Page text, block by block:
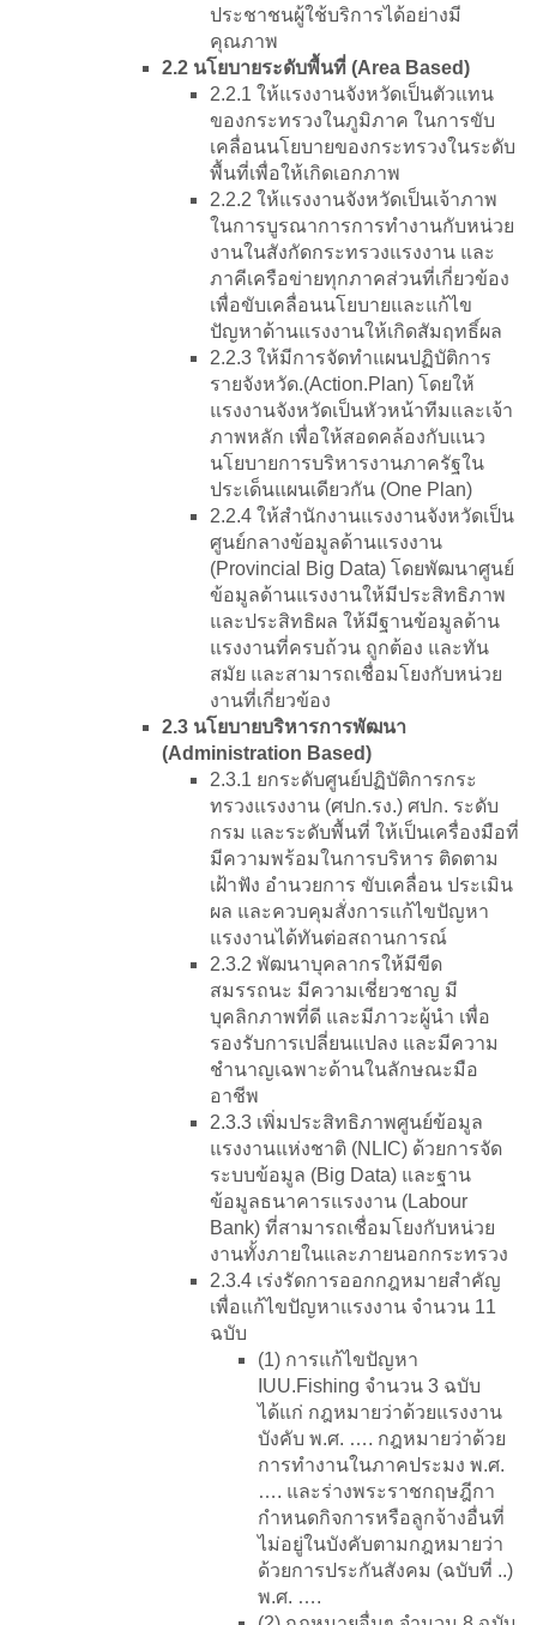
ประชาชนผู้ใช้บริการได้อย่างมี
คุณภาพ
2.2 นโยบายระดับพื้นที่ (Area Based)
2.2.1 ให้แรงงานจังหวัดเป็นตัวแทน
ของกระทรวงในภูมิภาค ในการขับ
เคลื่อนนโยบายของกระทรวงในระดับ
พื้นที่เพื่อให้เกิดเอกภาพ
2.2.2 ให้แรงงานจังหวัดเป็นเจ้าภาพ
ในการบูรณาการการทำงานกับหน่วย
งานในสังกัดกระทรวงแรงงาน และ
ภาคีเครือข่ายทุกภาคส่วนที่เกี่ยวข้อง
เพื่อขับเคลื่อนนโยบายและแก้ไข
ปัญหาด้านแรงงานให้เกิดสัมฤทธิ์ผล
2.2.3 ให้มีการจัดทำแผนปฏิบัติการ
รายจังหวัด.(Action.Plan) โดยให้
แรงงานจังหวัดเป็นหัวหน้าทีมและเจ้า
ภาพหลัก เพื่อให้สอดคล้องกับแนว
นโยบายการบริหารงานภาครัฐใน
ประเด็นแผนเดียวกัน (One Plan)
2.2.4 ให้สำนักงานแรงงานจังหวัดเป็น
ศูนย์กลางข้อมูลด้านแรงงาน
(Provincial Big Data) โดยพัฒนาศูนย์
ข้อมูลด้านแรงงานให้มีประสิทธิภาพ
และประสิทธิผล ให้มีฐานข้อมูลด้าน
แรงงานที่ครบถ้วน ถูกต้อง และทัน
สมัย และสามารถเชื่อมโยงกับหน่วย
งานที่เกี่ยวข้อง
2.3 นโยบายบริหารการพัฒนา
(Administration Based)
2.3.1 ยกระดับศูนย์ปฏิบัติการกระ
ทรวงแรงงาน (ศปก.รง.) ศปก. ระดับ
กรม และระดับพื้นที่ ให้เป็นเครื่องมือที่
มีความพร้อมในการบริหาร ติดตาม
เฝ้าฟัง อำนวยการ ขับเคลื่อน ประเมิน
ผล และควบคุมสั่งการแก้ไขปัญหา
แรงงานได้ทันต่อสถานการณ์
2.3.2 พัฒนาบุคลากรให้มีขีด
สมรรถนะ มีความเชี่ยวชาญ มี
บุคลิกภาพที่ดี และมีภาวะผู้นำ เพื่อ
รองรับการเปลี่ยนแปลง และมีความ
ชำนาญเฉพาะด้านในลักษณะมือ
อาชีพ
2.3.3 เพิ่มประสิทธิภาพศูนย์ข้อมูล
แรงงานแห่งชาติ (NLIC) ด้วยการจัด
ระบบข้อมูล (Big Data) และฐาน
ข้อมูลธนาคารแรงงาน (Labour
Bank) ที่สามารถเชื่อมโยงกับหน่วย
งานทั้งภายในและภายนอกกระทรวง
2.3.4 เร่งรัดการออกกฎหมายสำคัญ
เพื่อแก้ไขปัญหาแรงงาน จำนวน 11
ฉบับ
(1) การแก้ไขปัญหา
IUU.Fishing จำนวน 3 ฉบับ
ได้แก่ กฎหมายว่าด้วยแรงงาน
บังคับ พ.ศ. …. กฎหมายว่าด้วย
การทำงานในภาคประมง พ.ศ.
…. และร่างพระราชกฤษฎีกา
กำหนดกิจการหรือลูกจ้างอื่นที่
ไม่อยู่ในบังคับตามกฎหมายว่า
ด้วยการประกันสังคม (ฉบับที่ ..)
พ.ศ. ….